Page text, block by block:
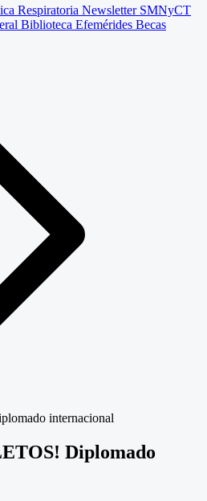
Respiratoria Newsletter SMNyCT
Biblioteca Efemérides Becas
internacional
Diplomado